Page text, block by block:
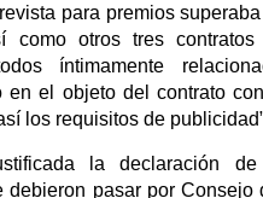
para premios
como otros tres contratos
íntimamente
en el objeto del contrato
los requisitos de
la declaración
debieron pasar por Consejo